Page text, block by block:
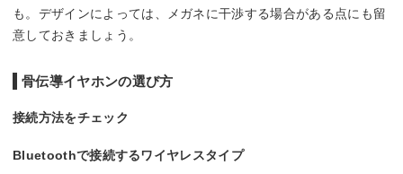
も。デザインによっては、メガネに干渉する場合がある点にも留
意しておきましょう。
骨伝導イヤホンの選び方
接続方法をチェック
Bluetoothで接続するワイヤレスタイプ